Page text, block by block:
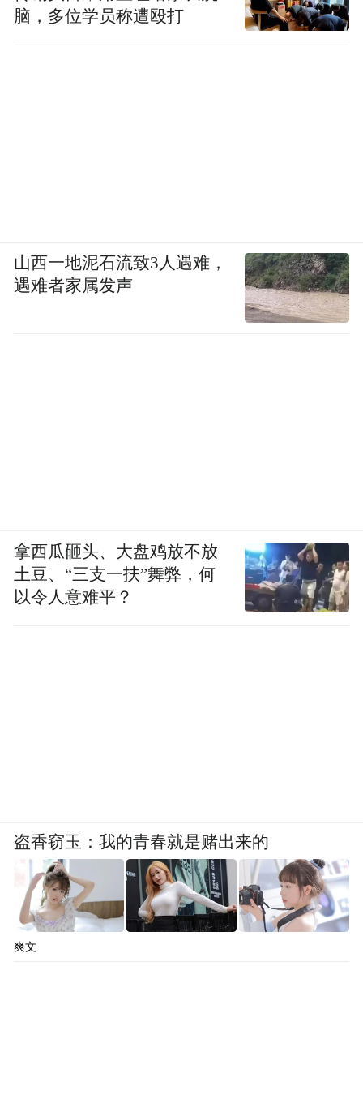
脑，多位学员称遭殴打
山西一地泥石流致3人遇难，
遇难者家属发声
拿西瓜砸头、大盘鸡放不放
土豆、“三支一扶”舞弊，何
以令人意难平？
盗香窃玉：我的青春就是赌出来的
爽文